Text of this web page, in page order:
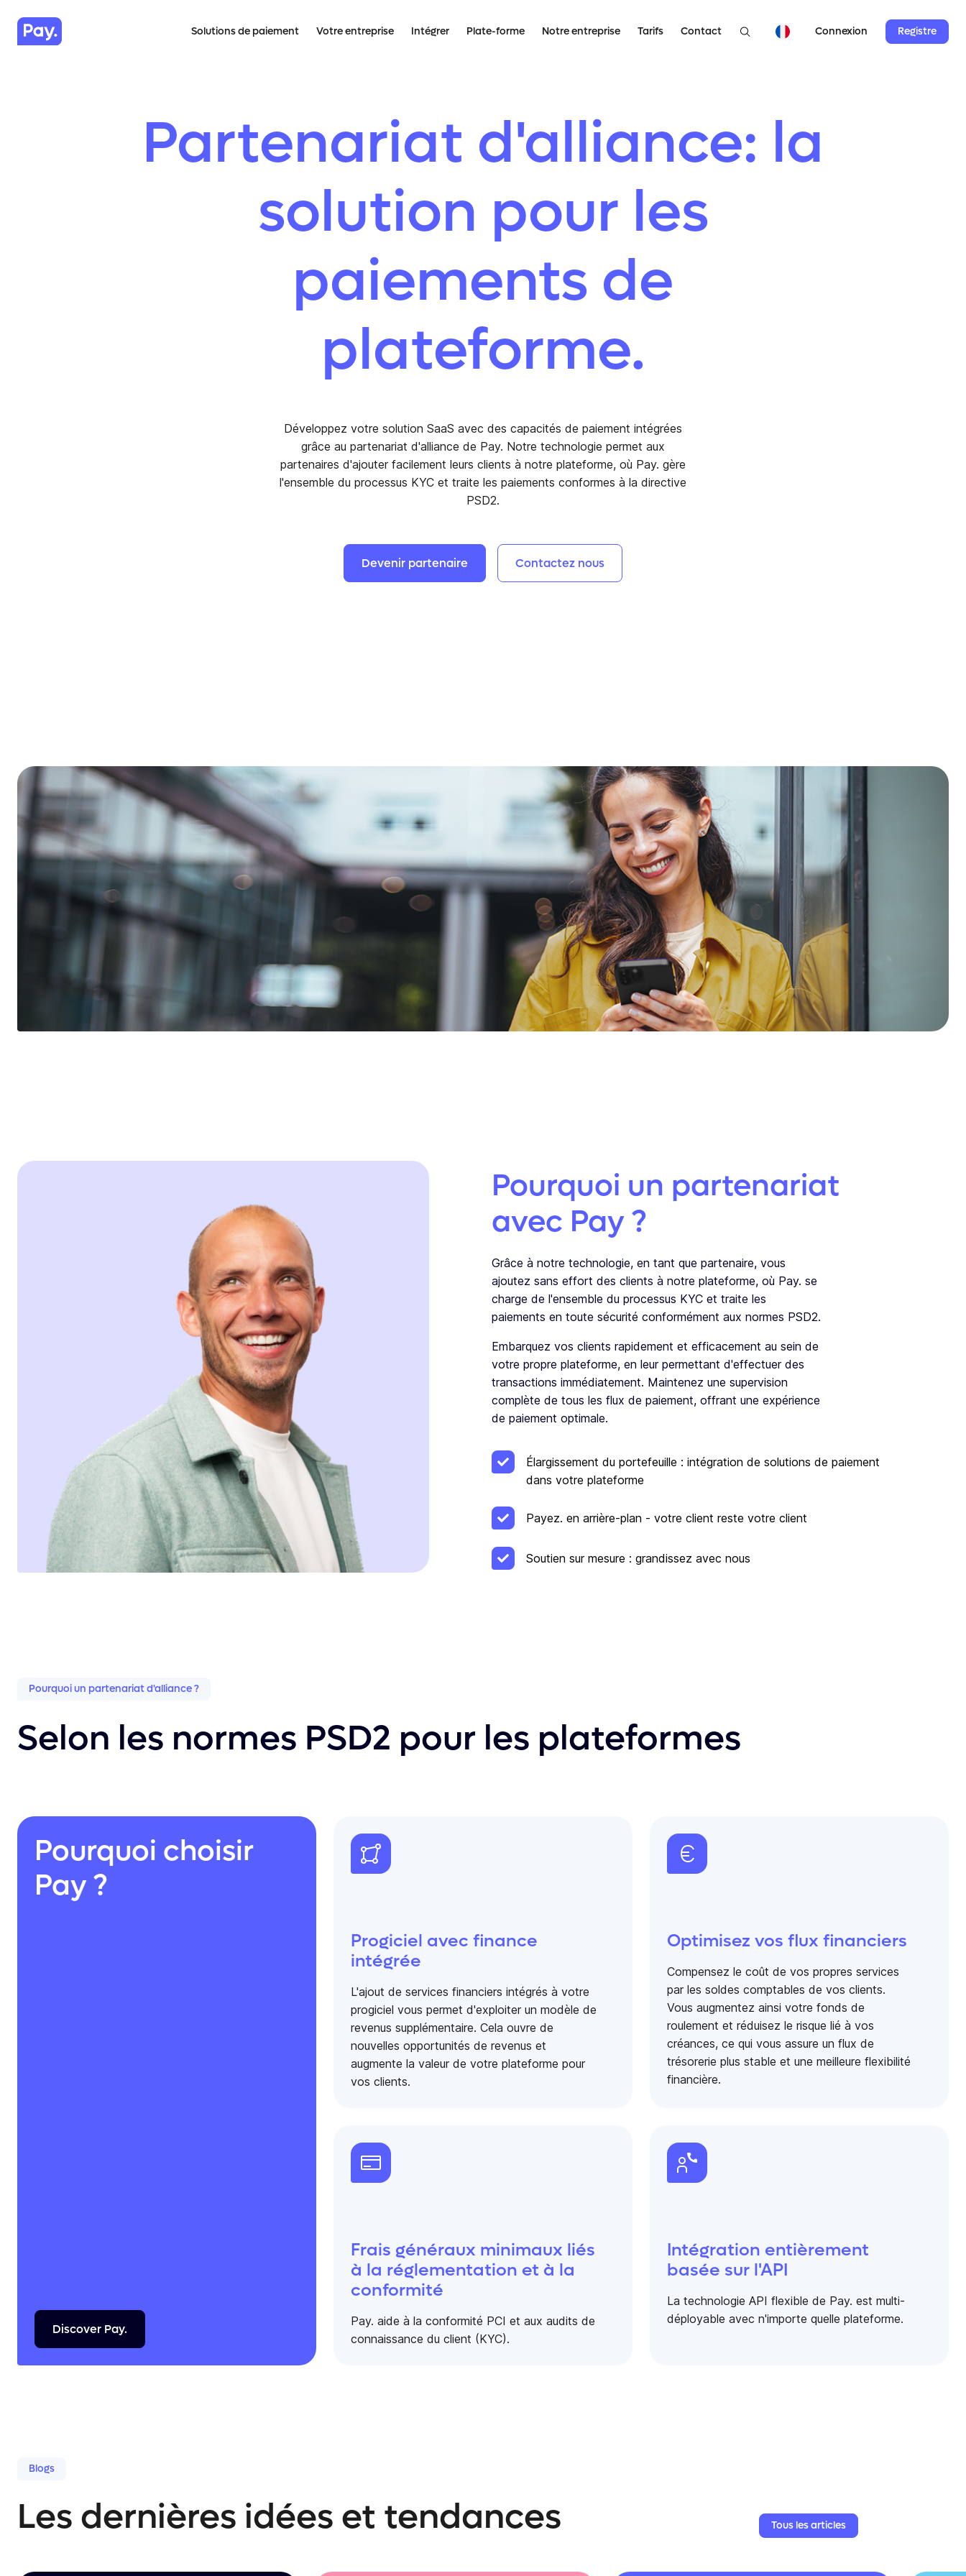
Solutions de paiement Votre entreprise Intégrer Plate-forme Notre entreprise Tarifs Contact Connexion Registre
Partenariat d'alliance: la
solution pour les
paiements de
plateforme.
Développez votre solution SaaS avec des capacités de paiement intégrées
grâce au partenariat d'alliance de Pay. Notre technologie permet aux
partenaires d'ajouter facilement leurs clients à notre plateforme, où Pay. gère
l'ensemble du processus KYC et traite les paiements conformes à la directive
PSD2.
Devenir partenaire Contactez nous
Pourquoi un partenariat
avec Pay ?
Grâce à notre technologie, en tant que partenaire, vous
ajoutez sans effort des clients à notre plateforme, où Pay. se
charge de l'ensemble du processus KYC et traite les
paiements en toute sécurité conformément aux normes PSD2.
Embarquez vos clients rapidement et efficacement au sein de
votre propre plateforme, en leur permettant d'effectuer des
transactions immédiatement. Maintenez une supervision
complète de tous les flux de paiement, offrant une expérience
de paiement optimale.
Élargissement du portefeuille : intégration de solutions de paiement
dans votre plateforme
Payez. en arrière-plan - votre client reste votre client
Soutien sur mesure : grandissez avec nous
Pourquoi un partenariat d'alliance ?
Selon les normes PSD2 pour les plateformes
Pourquoi choisir
Pay ?
Discover Pay.
Progiciel avec finance
intégrée
L'ajout de services financiers intégrés à votre
progiciel vous permet d'exploiter un modèle de
revenus supplémentaire. Cela ouvre de
nouvelles opportunités de revenus et
augmente la valeur de votre plateforme pour
vos clients.
Optimisez vos flux financiers
Compensez le coût de vos propres services
par les soldes comptables de vos clients.
Vous augmentez ainsi votre fonds de
roulement et réduisez le risque lié à vos
créances, ce qui vous assure un flux de
trésorerie plus stable et une meilleure flexibilité
financière.
Frais généraux minimaux liés
à la réglementation et à la
conformité
Pay. aide à la conformité PCI et aux audits de
connaissance du client (KYC).
Intégration entièrement
basée sur l'API
La technologie API flexible de Pay. est multi-
déployable avec n'importe quelle plateforme.
Blogs
Les dernières idées et tendances Tous lesarticles